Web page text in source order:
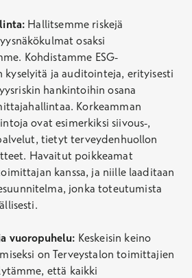
Hallitsemme riskejä
osaksi
Kohdistamme ESG-
kyselyitä ja auditointeja, erityisesti
hankintoihin osana
Korkeamman
ovat esimerkiksi siivous-,
tietyt terveydenhuollon
Havaitut poikkeamat
kanssa, ja niille laaditaan
jonka toteutumista
vuoropuhelu: Keskeisin keino
on Terveystalon toimittajien
että kaikki